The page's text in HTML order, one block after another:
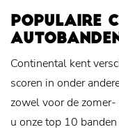
POPULAIRE
Continental kent
scoren in onder
zowel voor de
u onze top 10